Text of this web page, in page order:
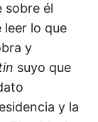
sobre él
leer lo que
y
suyo que
y la